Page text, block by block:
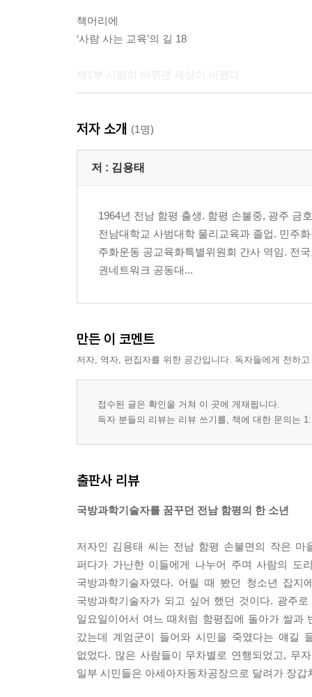
책머리에
‘사람 사는 교육’의 길 18
새벽에 일어나믄 서까래를 세어라 29
쌀을 그놈만 갖다주지 말고 33
사람의 어려움은 굳이 물을 일이 아니다 35
아버지의 실루엣 42
밥먹고 책 봐라 44
살이 되는 독서, 독이 되는 독서 47
공부의 왕도 50
너는 잘 먹고 잘 살아서 57
해가 지면 불안이 스며들고 59
책상에 엎어져 있는 학생 62
인생의 지침이 돌아가고 65
함평에서 광주까지 68
살아 있는 물고기는 물살을 거슬러 오르고
돌아온 탕자 78
목포교도소의 미결수 84
월급 8만 원 받는 꼬마 85
총에 둘러싸이고 90
사랑은 오렌지다방에서 93
주경주독 96
함께 사는 세상 모두 사는 교육
학교에 공장을 열고 99
저자 소개 (1명)
저 : 김용태
1964년 전남 함평 출생. 함평 손불중, 광주 금
전남대학교 사범대학 물리교육과 졸업. 민주
주화운동 공교육화특별위원회 간사 역임. 전
권네트워크 공동대...
만든 이 코멘트
저자, 역자, 편집자를 위한 공간입니다. 독자들에게 전하
접수된 글은 확인을 거쳐 이 곳에 게재됩니다.
독자 분들의 리뷰는 리뷰 쓰기를, 책에 대한 문의는
출판사 리뷰
국방과학기술자를 꿈꾸던 전남 함평의 한 소년
저자인 김용태 씨는 전남 함평 손불면의 작은 마
퍼다가 가난한 이들에게 나누어 주며 사람의 도
국방과학기술자였다. 어릴 때 봤던 청소년 잡
국방과학기술자가 되고 싶어 했던 것이다. 광주
일요일이어서 여느 때처럼 함평집에 돌아가 쌀
갔는데 계엄군이 들어와 시민을 죽였다는 얘길
없었다. 많은 사람들이 무차별로 연행되었고, 무
일부 시민들은 아세아자동차공장으로 달려가 장